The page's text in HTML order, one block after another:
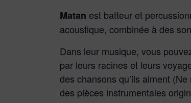
Matan est batteur et
acoustique, combinée à des
Dans leur musique, vous
par leurs racines et leurs
des chansons qu’ils aiment
des pièces instrumentales